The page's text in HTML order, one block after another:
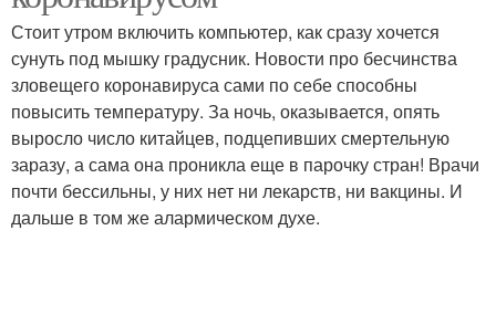
Стоит утром включить компьютер, как сразу хочется
сунуть под мышку градусник. Новости про бесчинства
зловещего коронавируса сами по себе способны
повысить температуру. За ночь, оказывается, опять
выросло число китайцев, подцепивших смертельную
заразу, а сама она проникла еще в парочку стран! Врачи
почти бессильны, у них нет ни лекарств, ни вакцины. И
дальше в том же алармическом духе.